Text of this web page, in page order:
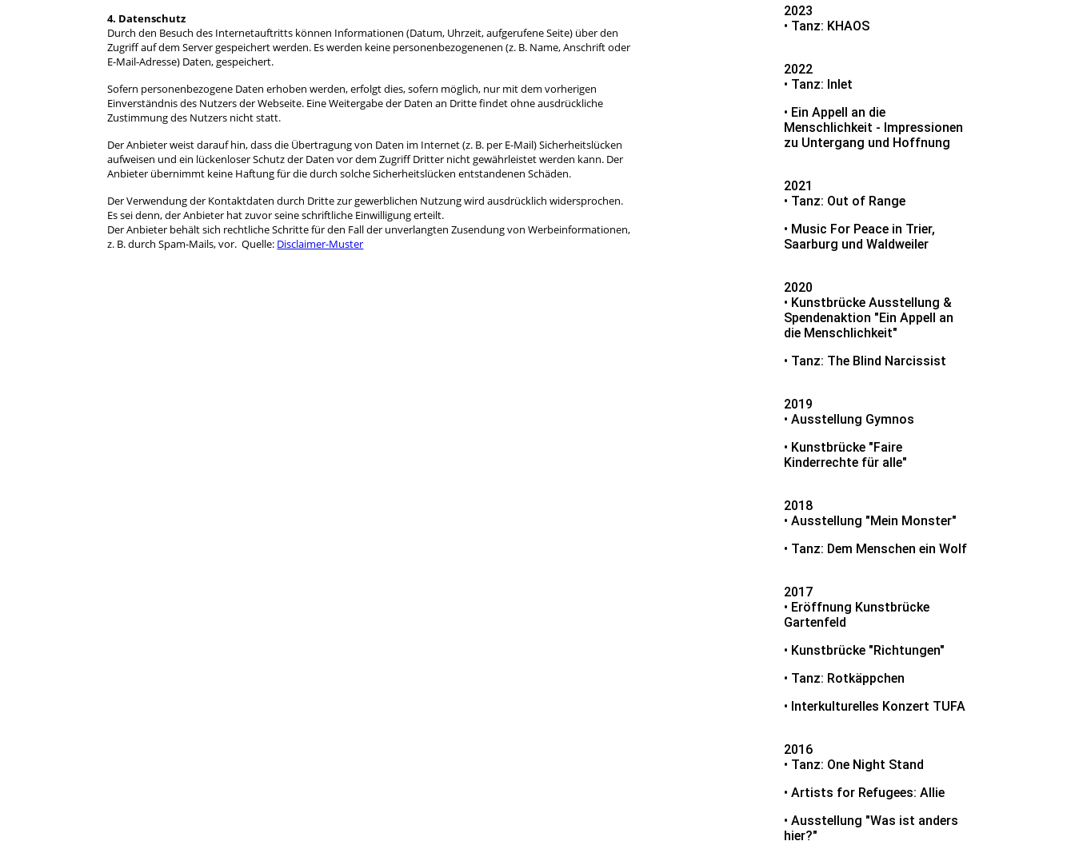
4. Datenschutz
Durch den Besuch des Internetauftritts können Informationen (Datum, Uhrzeit, aufgerufene Seite) über den
Zugriff auf dem Server gespeichert werden. Es werden keine personenbezogenenen (z. B. Name, Anschrift oder
E-Mail-Adresse) Daten, gespeichert.
Sofern personenbezogene Daten erhoben werden, erfolgt dies, sofern möglich, nur mit dem vorherigen
Einverständnis des Nutzers der Webseite. Eine Weitergabe der Daten an Dritte findet ohne ausdrückliche
Zustimmung des Nutzers nicht statt.
Der Anbieter weist darauf hin, dass die Übertragung von Daten im Internet (z. B. per E-Mail) Sicherheitslücken
aufweisen und ein lückenloser Schutz der Daten vor dem Zugriff Dritter nicht gewährleistet werden kann. Der
Anbieter übernimmt keine Haftung für die durch solche Sicherheitslücken entstandenen Schäden.
Der Verwendung der Kontaktdaten durch Dritte zur gewerblichen Nutzung wird ausdrücklich widersprochen.
Es sei denn, der Anbieter hat zuvor seine schriftliche Einwilligung erteilt.
Der Anbieter behält sich rechtliche Schritte für den Fall der unverlangten Zusendung von Werbeinformationen,
z. B. durch Spam-Mails, vor. Quelle: Disclaimer-Muster
2023
• Tanz: KHAOS
2022
• Tanz: Inlet
• Ein Appell an die
Menschlichkeit - Impressionen
zu Untergang und Hoffnung
2021
• Tanz: Out of Range
• Music For Peace in Trier,
Saarburg und Waldweiler
2020
• Kunstbrücke Ausstellung &
Spendenaktion "Ein Appell an
die Menschlichkeit"
• Tanz: The Blind Narcissist
2019
• Ausstellung Gymnos
• Kunstbrücke "Faire
Kinderrechte für alle"
2018
• Ausstellung "Mein Monster"
• Tanz: Dem Menschen ein Wolf
2017
• Eröffnung Kunstbrücke
Gartenfeld
• Kunstbrücke "Richtungen"
• Tanz: Rotkäppchen
• Interkulturelles Konzert TUFA
2016
• Tanz: One Night Stand
• Artists for Refugees: Allie
• Ausstellung "Was ist anders
hier?"